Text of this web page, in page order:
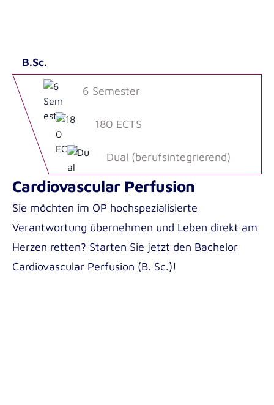
B.Sc.
6 Semester
180 ECTS
Dual (berufsintegrierend)
Cardiovascular Perfusion
Sie möchten im OP hochspezialisierte
Verantwortung übernehmen und Leben direkt am
Herzen retten? Starten Sie jetzt den Bachelor
Cardiovascular Perfusion (B. Sc.)!